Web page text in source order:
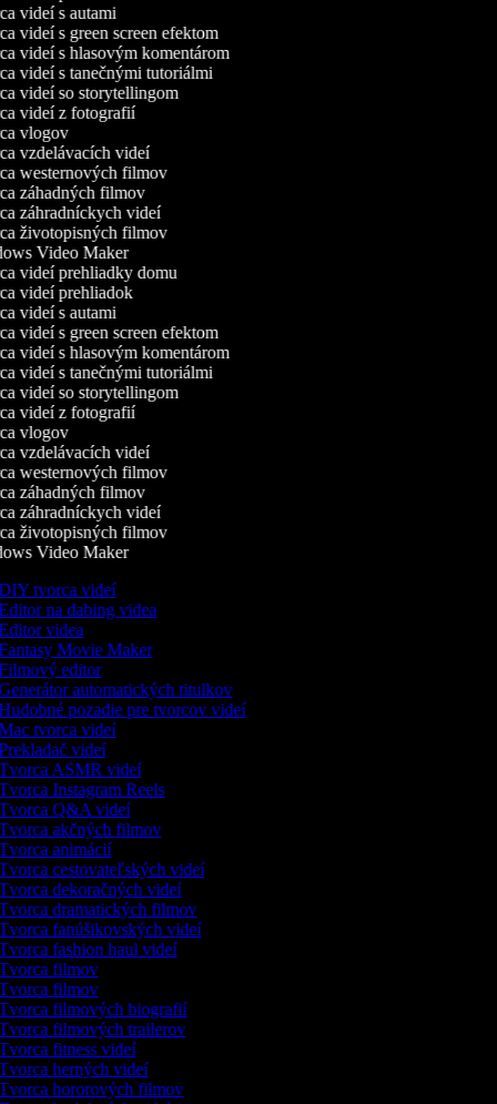
videí s autami
videí s green screen efektom
videí s hlasovým komentárom
videí s tanečnými tutoriálmi
videí so storytellingom
videí z fotografií
vlogov
vzdelávacích videí
westernových filmov
záhadných filmov
záhradníckych videí
životopisných filmov
Video Maker
videí prehliadky domu
videí prehliadok
videí s autami
videí s green screen efektom
videí s hlasovým komentárom
videí s tanečnými tutoriálmi
videí so storytellingom
videí z fotografií
vlogov
vzdelávacích videí
westernových filmov
záhadných filmov
záhradníckych videí
životopisných filmov
Video Maker
tvorca videí
na dabing videa
videa
Movie Maker
editor
automatických titulkov
pozadie pre tvorcov videí
tvorca videí
videí
ASMR videí
Instagram Reels
Q&A videí
akčných filmov
animácií
cestovateľských videí
dekoračných videí
dramatických filmov
fanúšikovských videí
fashion haul videí
filmov
filmov
filmových biografií
filmových trailerov
fitness videí
herných videí
hororových filmov